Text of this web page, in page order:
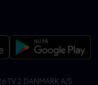
TV 2 DANMARK A/S